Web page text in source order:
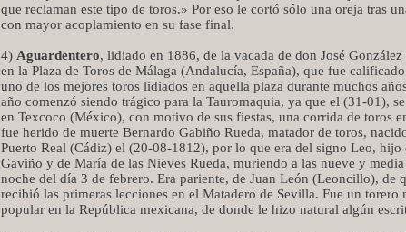
que reclaman este tipo de toros.» Por eso le cortó sólo una oreja tras
con mayor acoplamiento en su fase final.
4) Aguardentero, lidiado en 1886, de la vacada de don José
en la Plaza de Toros de Málaga (Andalucía, España), que fue
uno de los mejores toros lidiados en aquella plaza durante muchos
año comenzó siendo trágico para la Tauromaquia, ya que el (31-01),
en Texcoco (México), con motivo de sus fiestas, una corrida de toros
fue herido de muerte Bernardo Gabiño Rueda, matador de toros,
Puerto Real (Cádiz) el (20-08-1812), por lo que era del signo Leo, hijo
Gaviño y de María de las Nieves Rueda, muriendo a las nueve y media
noche del día 3 de febrero. Era pariente, de Juan León (Leoncillo), de
recibió las primeras lecciones en el Matadero de Sevilla. Fue un torero
popular en la República mexicana, de donde le hizo natural algún